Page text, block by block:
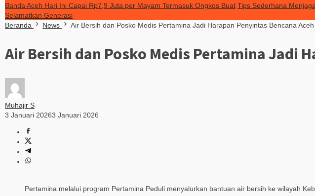
Banda Aceh Hari Ini Capai Rp7,9 Juta per Mayam Termasuk Ongkos Buat Tips Sederhana
Selamatkan Generasi
Beranda
News Air Bersih dan Posko Medis Pertamina Jadi Harapan Penyintas Bencana Aceh
Air Bersih dan Posko Medis Pertamina Jadi
Muhajir S
3 Januari 20263 Januari 2026
Pertamina melalui program Pertamina Peduli menyalurkan bantuan air bersih ke wilayah